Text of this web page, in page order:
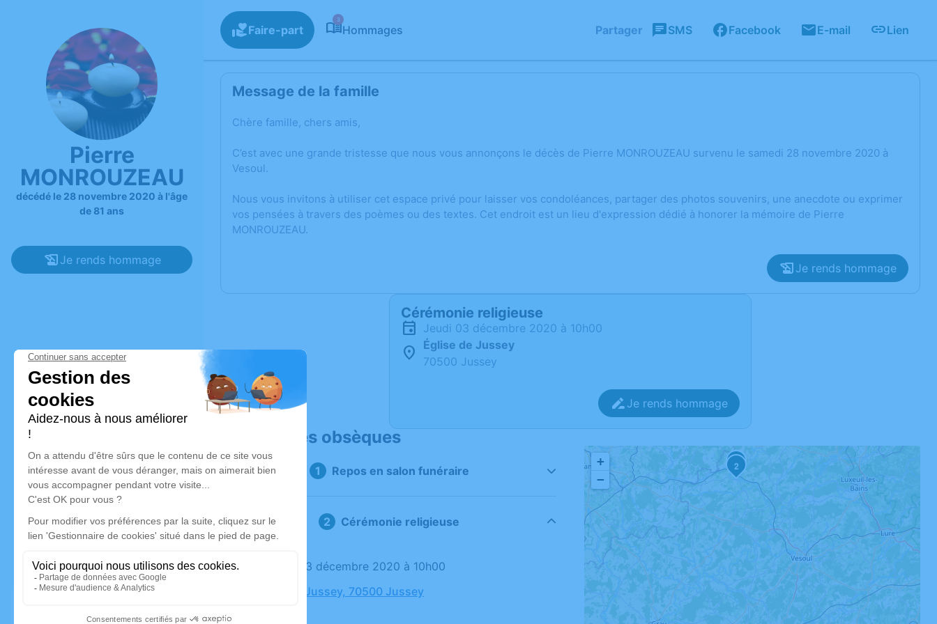
Pierre
MONROUZEAU
décédé le 28 novembre 2020 à l'âge
de 81 ans
Je rends hommage
Faire-part
3
Hommages Partager SMS Facebook E-mail Lien
Message de la famille
Chère famille, chers amis,
C’est avec une grande tristesse que nous vous annonçons le décès de Pierre MONROUZEAU survenu le samedi 28 novembre 2020 à
Vesoul.
Nous vous invitons à utiliser cet espace privé pour laisser vos condoléances, partager des photos souvenirs, une anecdote ou exprimer
vos pensées à travers des poèmes ou des textes. Cet endroit est un lieu d'expression dédié à honorer la mémoire de Pierre
MONROUZEAU.
Je rends hommage
Cérémonie religieuse
jeudi 03 décembre 2020 à 10h00
Église de Jussey
70500 Jussey
Je rends hommage
Déroulé des obsèques
Repos en salon funéraire
Cérémonie religieuse
Le jeudi 03 décembre 2020 à 10h00
Église de Jussey, 70500 Jussey
1
2
+
−